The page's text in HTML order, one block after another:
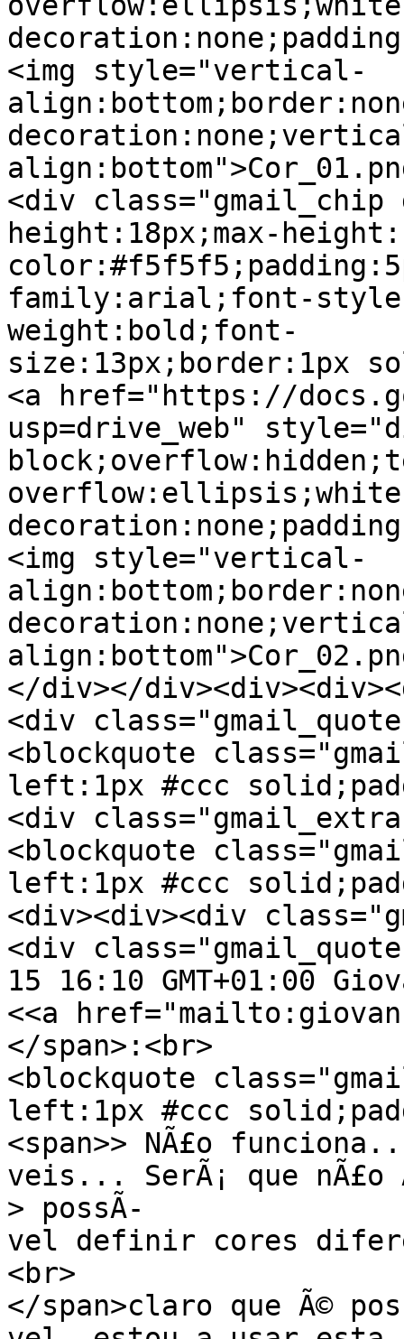
<img style="vertical-
<div
height:18px;max-
family:arial;font-
weight:bold;font-
size:13px;border:1px
<a href="https://
usp=drive_web"
<img style="vertical-
</div></
<div
<blockquote
left:1px #ccc
<div
<blockquote
left:1px #ccc
<div><div><div
<div
15 16:10 GMT+01:00
<<a
</span>:<br>
<blockquote
left:1px #ccc
<span>> NÃ£o
veis... SerÃ¡ que nÃ£o
> possÃ­
vel definir cores
<br>
</span>claro que Ã©